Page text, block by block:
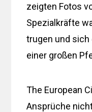
zeigten Fotos
Spezialkräfte
trugen und
einer großen
The European
Ansprüche